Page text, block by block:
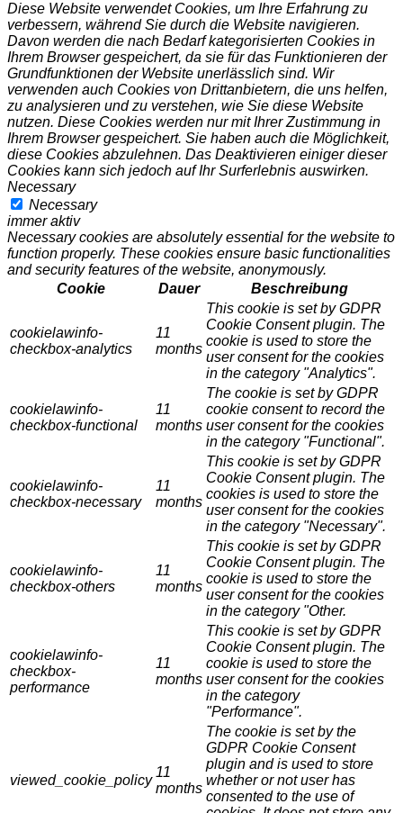
Diese Website verwendet Cookies, um Ihre Erfahrung zu
verbessern, während Sie durch die Website navigieren.
Davon werden die nach Bedarf kategorisierten Cookies in
Ihrem Browser gespeichert, da sie für das Funktionieren der
Grundfunktionen der Website unerlässlich sind. Wir
verwenden auch Cookies von Drittanbietern, die uns helfen,
zu analysieren und zu verstehen, wie Sie diese Website
nutzen. Diese Cookies werden nur mit Ihrer Zustimmung in
Ihrem Browser gespeichert. Sie haben auch die Möglichkeit,
diese Cookies abzulehnen. Das Deaktivieren einiger dieser
Cookies kann sich jedoch auf Ihr Surferlebnis auswirken.
Necessary
Necessary
immer aktiv
Necessary cookies are absolutely essential for the website to
function properly. These cookies ensure basic functionalities
and security features of the website, anonymously.
Cookie
Dauer Beschreibung
cookielawinfo-
checkbox-analytics
11
months
This cookie is set by GDPR
Cookie Consent plugin. The
cookie is used to store the
user consent for the cookies
in the category "Analytics".
cookielawinfo-
checkbox-functional
11
months
The cookie is set by GDPR
cookie consent to record the
user consent for the cookies
in the category "Functional".
cookielawinfo-
checkbox-necessary
11
months
This cookie is set by GDPR
Cookie Consent plugin. The
cookies is used to store the
user consent for the cookies
in the category "Necessary".
cookielawinfo-
checkbox-others
11
months
This cookie is set by GDPR
Cookie Consent plugin. The
cookie is used to store the
user consent for the cookies
in the category "Other.
cookielawinfo-
checkbox-
performance
11
months
This cookie is set by GDPR
Cookie Consent plugin. The
cookie is used to store the
user consent for the cookies
in the category
"Performance".
viewed_cookie_policy
11
months
The cookie is set by the
GDPR Cookie Consent
plugin and is used to store
whether or not user has
consented to the use of